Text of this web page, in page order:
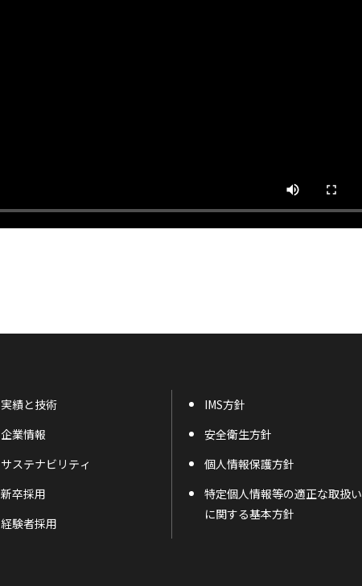
実績と技術
企業情報
サステナビリティ
新卒採用
経験者採用
IMS方針
安全衛生方針
個人情報保護方針
特定個人情報等の適正な取扱い
に関する基本方針